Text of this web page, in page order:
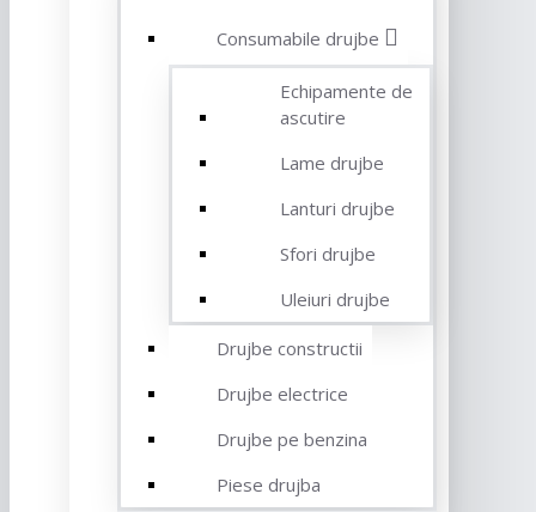
Consumabile drujbe
Echipamente de
ascutire
Lame drujbe
Lanturi drujbe
Sfori drujbe
Uleiuri drujbe
Drujbe constructii
Drujbe electrice
Drujbe pe benzina
Piese drujba